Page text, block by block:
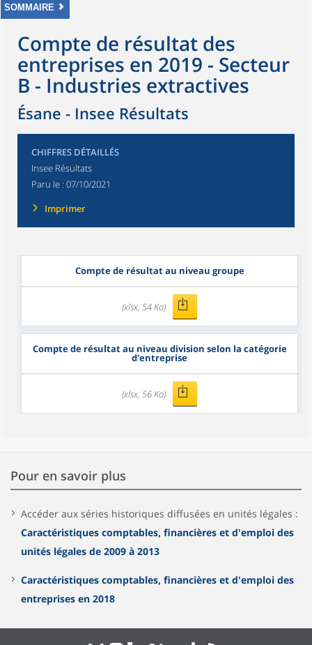
SOMMAIRE
Compte de résultat des
entreprises en 2019 - Secteur
B - Industries extractives
Ésane - Insee Résultats
CHIFFRES DÉTAILLÉS
Insee Résultats
Paru le : 07/10/2021
Imprimer
Compte de résultat au niveau groupe
(xlsx, 54 Ko)
Compte de résultat au niveau division selon la catégorie
d'entreprise
(xlsx, 56 Ko)
Pour en savoir plus
Accéder aux séries historiques diffusées en unités légales :
Caractéristiques comptables, financières et d'emploi des
unités légales de 2009 à 2013
Caractéristiques comptables, financières et d'emploi des
entreprises en 2018